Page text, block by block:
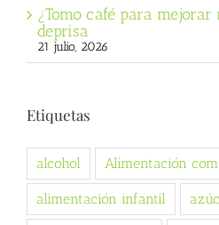
¿Tomo café para
deprisa
21 julio, 2026
Etiquetas
alcohol Alimentación
alimentación infantil